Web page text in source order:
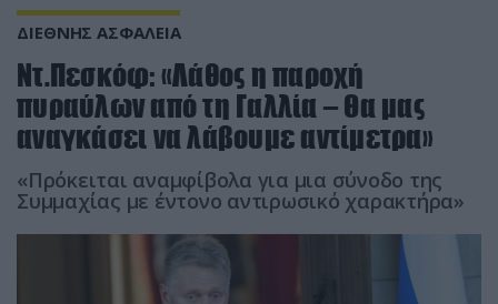
ΔΙΕΘΝΗΣ ΑΣΦΑΛΕΙΑ
Ντ.Πεσκόφ: «Λάθος η παροχή
πυραύλων από τη Γαλλία – Θα μας
αναγκάσει να λάβουμε αντίμετρα»
«Πρόκειται αναμφίβολα για μια σύνοδο της
Συμμαχίας με έντονο αντιρωσικό χαρακτήρα»